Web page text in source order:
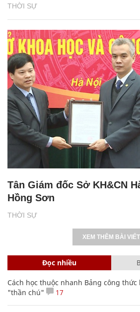
THỜI SỰ
THỜI SỰ
Tân Giám đốc Sở KH&CN
Hồng Sơn
XEM THÊM BÀI VIẾT
Đọc nhiều
Cách học thuộc nhanh Bảng công
"thần chú"
17